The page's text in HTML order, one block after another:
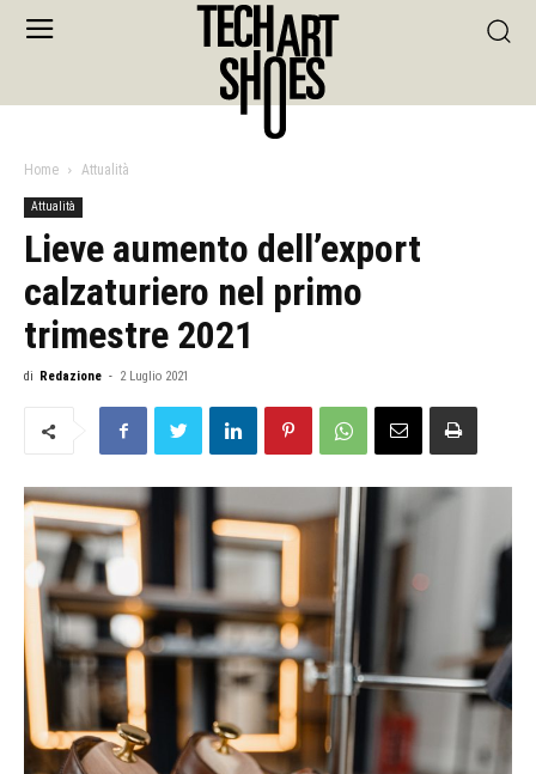
Home Attualità
Attualità
Lieve aumento dell’export
calzaturiero nel primo
trimestre 2021
di Redazione - 2 Luglio 2021